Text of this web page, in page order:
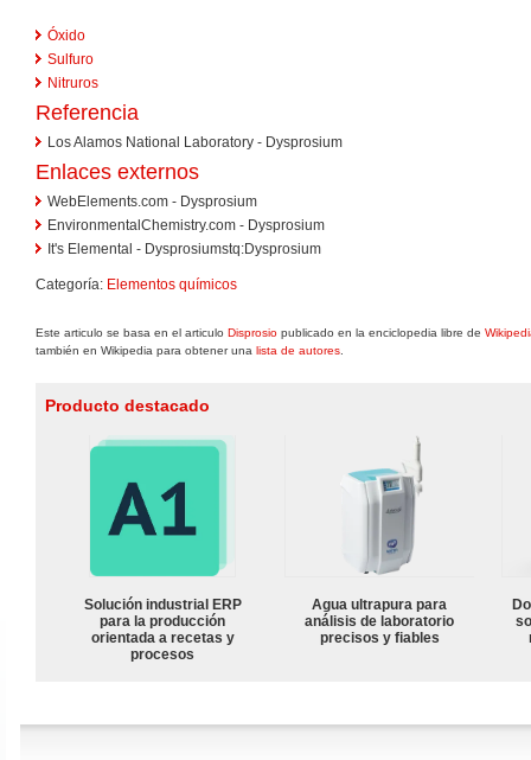
Óxido
Sulfuro
Nitruros
Referencia
Los Alamos National Laboratory - Dysprosium
Enlaces externos
WebElements.com - Dysprosium
EnvironmentalChemistry.com - Dysprosium
It's Elemental - Dysprosiumstq:Dysprosium
Categoría: Elementos químicos
Este articulo se basa en el articulo Disprosio publicado en la enciclopedia libre de
también en Wikipedia para obtener una lista de autores
Producto destacado
Solución industrial ERP
para la producción
orientada a recetas y
procesos
Agua ultrapura para
análisis de laboratorio
precisos y fiables